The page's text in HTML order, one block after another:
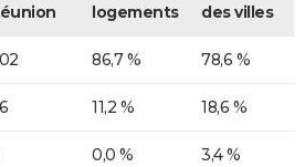
logements
des villes
86,7 % 78,6 %
11,2 % 18,6 %
0,0 % 3,4 %